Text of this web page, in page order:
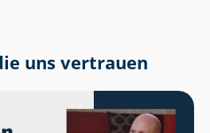
uns vertrauen